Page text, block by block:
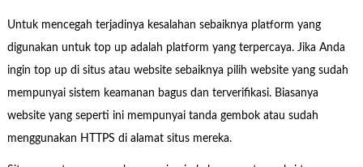
Untuk mencegah terjadinya kesalahan sebaiknya platform yang
digunakan untuk top up adalah platform yang terpercaya. Jika Anda
ingin top up di situs atau website sebaiknya pilih website yang sudah
mempunyai sistem keamanan bagus dan terverifikasi. Biasanya
website yang seperti ini mempunyai tanda gembok atau sudah
menggunakan HTTPS di alamat situs mereka.